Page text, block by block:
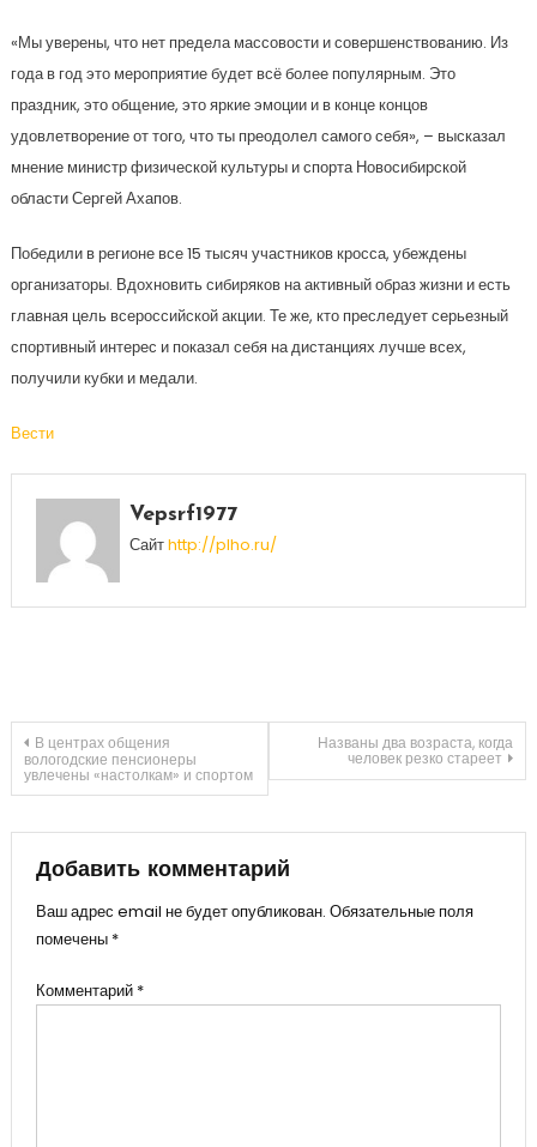
«Мы уверены, что нет предела массовости и совершенствованию. Из
года в год это мероприятие будет всё более популярным. Это
праздник, это общение, это яркие эмоции и в конце концов
удовлетворение от того, что ты преодолел самого себя», – высказал
мнение министр физической культуры и спорта Новосибирской
области Сергей Ахапов.
Победили в регионе все 15 тысяч участников кросса, убеждены
организаторы. Вдохновить сибиряков на активный образ жизни и есть
главная цель всероссийской акции. Те же, кто преследует серьезный
спортивный интерес и показал себя на дистанциях лучше всех,
получили кубки и медали.
Вести
Vepsrf1977
Сайтhttp://plho.ru/
Навигация
по
записям
В центрах общения
вологодские пенсионеры
увлечены «настолкам» и спортом
Названы два возраста, когда
человек резко стареет
Добавить комментарий
Ваш адрес email не будет опубликован. Обязательные поля
помечены *
Комментарий *